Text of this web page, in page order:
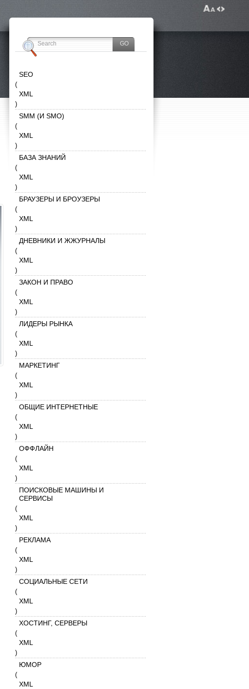
SEO
(
XML
)
SMM (И SMO)
(
XML
)
БАЗА ЗНАНИЙ
(
XML
)
БРАУЗЕРЫ И БРОУЗЕРЫ
(
XML
)
ДНЕВНИКИ И ЖЖУРНАЛЫ
(
XML
)
ЗАКОН И ПРАВО
(
XML
)
ЛИДЕРЫ РЫНКА
(
XML
)
МАРКЕТИНГ
(
XML
)
ОБЩИЕ ИНТЕРНЕТНЫЕ
(
XML
)
ОФФЛАЙН
(
XML
)
ПОИСКОВЫЕ МАШИНЫ И
СЕРВИСЫ
(
XML
)
РЕКЛАМА
(
XML
)
СОЦИАЛЬНЫЕ СЕТИ
(
XML
)
ХОСТИНГ, СЕРВЕРЫ
(
XML
)
ЮМОР
(
XML